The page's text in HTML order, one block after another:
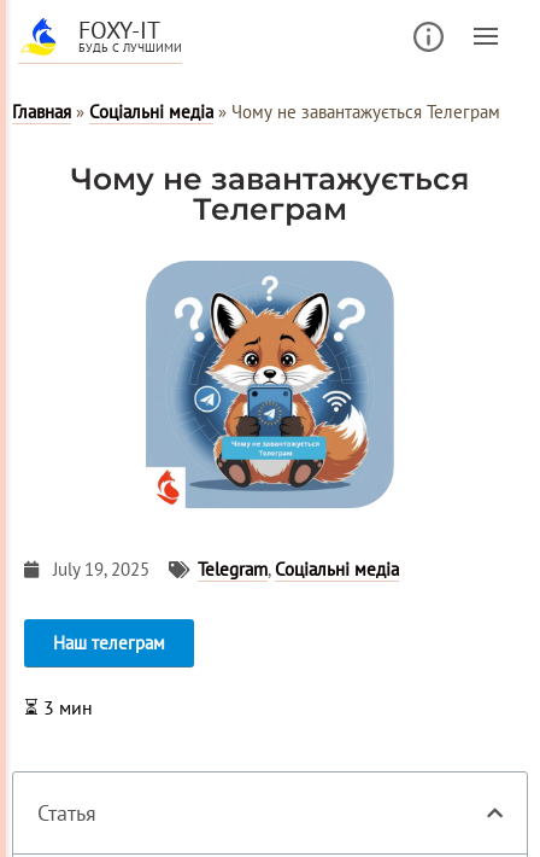
FOXY-IT
БУДЬ С ЛУЧШИМИ
Главная » Соціальні медіа » Чому не завантажується Телеграм
Чому не завантажується
Телеграм
July 19, 2025 Telegram,Соціальні медіа
Наш телеграм
⏳ 3 мин
Статья